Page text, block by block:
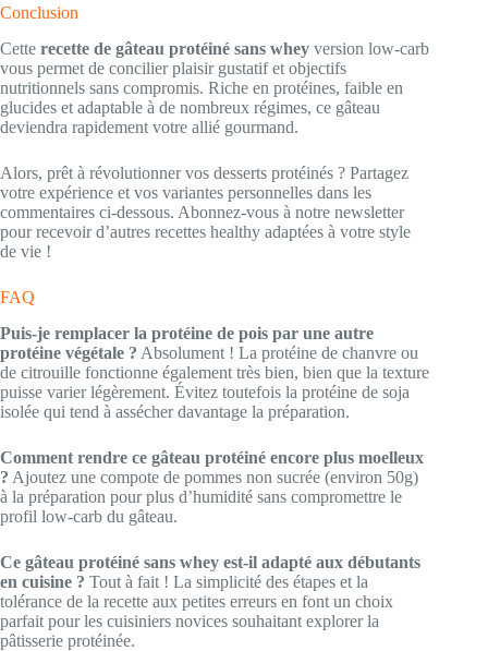
Conclusion
Cette recette de gâteau protéiné sans whey version low-carb
vous permet de concilier plaisir gustatif et objectifs
nutritionnels sans compromis. Riche en protéines, faible en
glucides et adaptable à de nombreux régimes, ce gâteau
deviendra rapidement votre allié gourmand.
Alors, prêt à révolutionner vos desserts protéinés ? Partagez
votre expérience et vos variantes personnelles dans les
commentaires ci-dessous. Abonnez-vous à notre newsletter
pour recevoir d’autres recettes healthy adaptées à votre style
de vie !
FAQ
Puis-je remplacer la protéine de pois par une autre
protéine végétale ? Absolument ! La protéine de chanvre ou
de citrouille fonctionne également très bien, bien que la texture
puisse varier légèrement. Évitez toutefois la protéine de soja
isolée qui tend à assécher davantage la préparation.
Comment rendre ce gâteau protéiné encore plus moelleux
? Ajoutez une compote de pommes non sucrée (environ 50g)
à la préparation pour plus d’humidité sans compromettre le
profil low-carb du gâteau.
Ce gâteau protéiné sans whey est-il adapté aux débutants
en cuisine ? Tout à fait ! La simplicité des étapes et la
tolérance de la recette aux petites erreurs en font un choix
parfait pour les cuisiniers novices souhaitant explorer la
pâtisserie protéinée.